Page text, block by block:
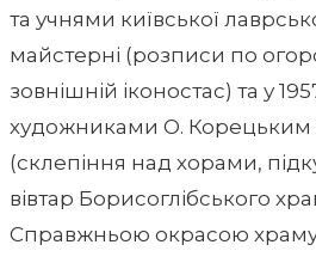
та учнями київської
майстерні (розписи по
зовнішній іконостас) та у
художниками О. Корецьким
(склепіння над хорами,
вівтар Борисоглібського
Справжньою окрасою храму